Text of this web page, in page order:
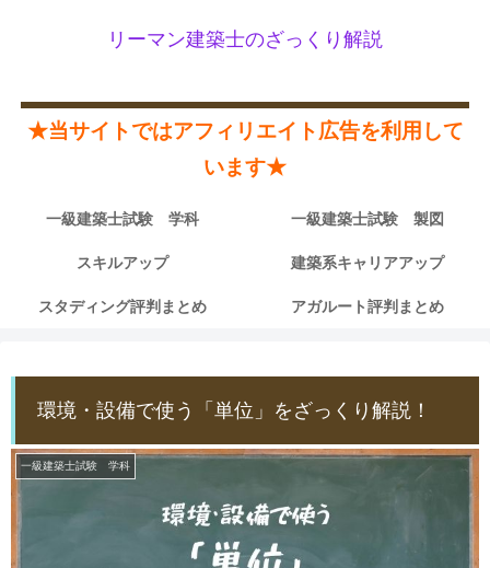
リーマン建築士のざっくり解説
★当サイトではアフィリエイト広告を利用して
います★
一級建築士試験 学科 一級建築士試験 製図
スキルアップ 建築系キャリアアップ
スタディング評判まとめ アガルート評判まとめ
環境・設備で使う「単位」をざっくり解説！
一級建築士試験 学科